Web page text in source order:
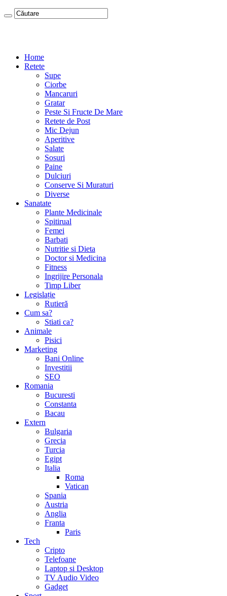
Home
Retete
Supe
Ciorbe
Mancaruri
Gratar
Peste Si Fructe De Mare
Retete de Post
Mic Dejun
Aperitive
Salate
Sosuri
Paine
Dulciuri
Conserve Si Muraturi
Diverse
Sanatate
Plante Medicinale
Spitirual
Femei
Barbati
Nutritie si Dieta
Doctor si Medicina
Fitness
Ingrijire Personala
Timp Liber
Legislație
Rutieră
Cum sa?
Stiati ca?
Animale
Pisici
Marketing
Bani Online
Investitii
SEO
Romania
Bucuresti
Constanta
Bacau
Extern
Bulgaria
Grecia
Turcia
Egipt
Italia
Roma
Vatican
Spania
Austria
Anglia
Franta
Paris
Tech
Cripto
Telefoane
Laptop si Desktop
TV Audio Video
Gadget